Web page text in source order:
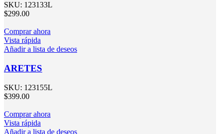
SKU: 123133L
$299.00
Comprar ahora
Vista rápida
Añadir a lista de deseos
ARETES
SKU: 123155L
$399.00
Comprar ahora
Vista rápida
Añadir a lista de deseos